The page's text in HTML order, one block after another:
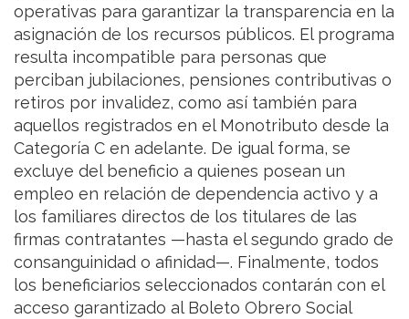
operativas para garantizar la transparencia en la
asignación de los recursos públicos. El programa
resulta incompatible para personas que
perciban jubilaciones, pensiones contributivas o
retiros por invalidez, como así también para
aquellos registrados en el Monotributo desde la
Categoría C en adelante. De igual forma, se
excluye del beneficio a quienes posean un
empleo en relación de dependencia activo y a
los familiares directos de los titulares de las
firmas contratantes —hasta el segundo grado de
consanguinidad o afinidad—. Finalmente, todos
los beneficiarios seleccionados contarán con el
acceso garantizado al Boleto Obrero Social